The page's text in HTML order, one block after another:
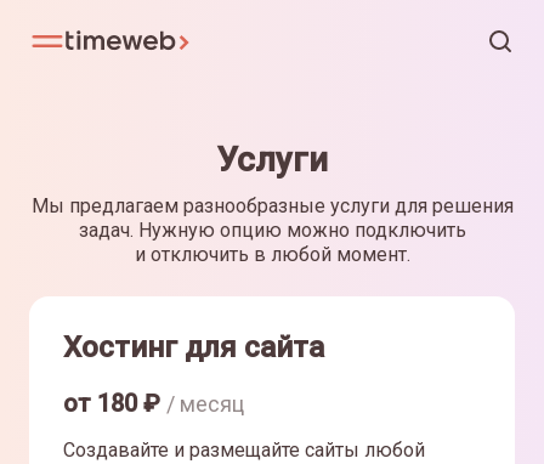
Услуги
Мы предлагаем разнообразные услуги для решения
задач. Нужную опцию можно подключить
и отключить в любой момент.
Хостинг для сайта
от 180₽ / месяц
Создавайте и размещайте сайты любой